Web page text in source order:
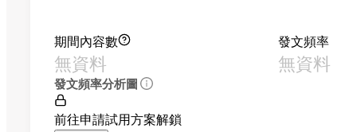
期間內容數
無資料
發文頻率
無資料
發文頻率分析圖
前往申請試用方案解鎖